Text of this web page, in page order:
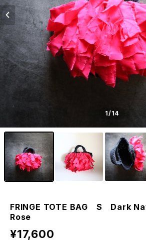
1/14
FRINGE TOTE BAG S Dark
Rose
¥17,600